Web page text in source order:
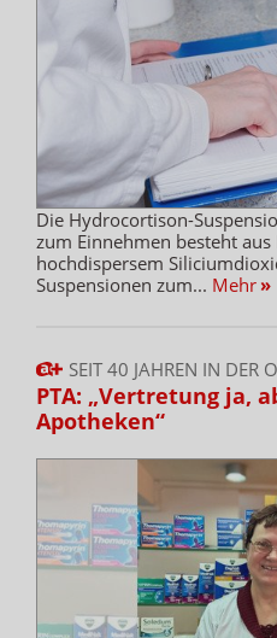
Die Hydrocortison-
zum Einnehmen besteht
hochdispersem
Suspensionen zum... Mehr »
SEIT 40 JAHREN IN DER
PTA: „Vertretung ja,
Apotheken“